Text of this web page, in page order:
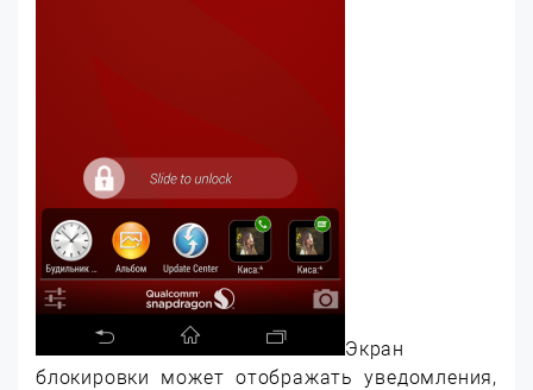
Экран
блокировки может отображать уведомления,